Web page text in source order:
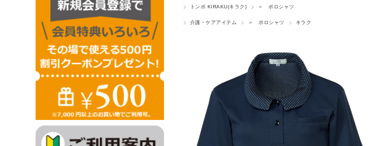
トンボ KIRAKU(キラク)
＞ ポロシャツ
介護・ケアアイテム ＞ ポロシャツ キラク